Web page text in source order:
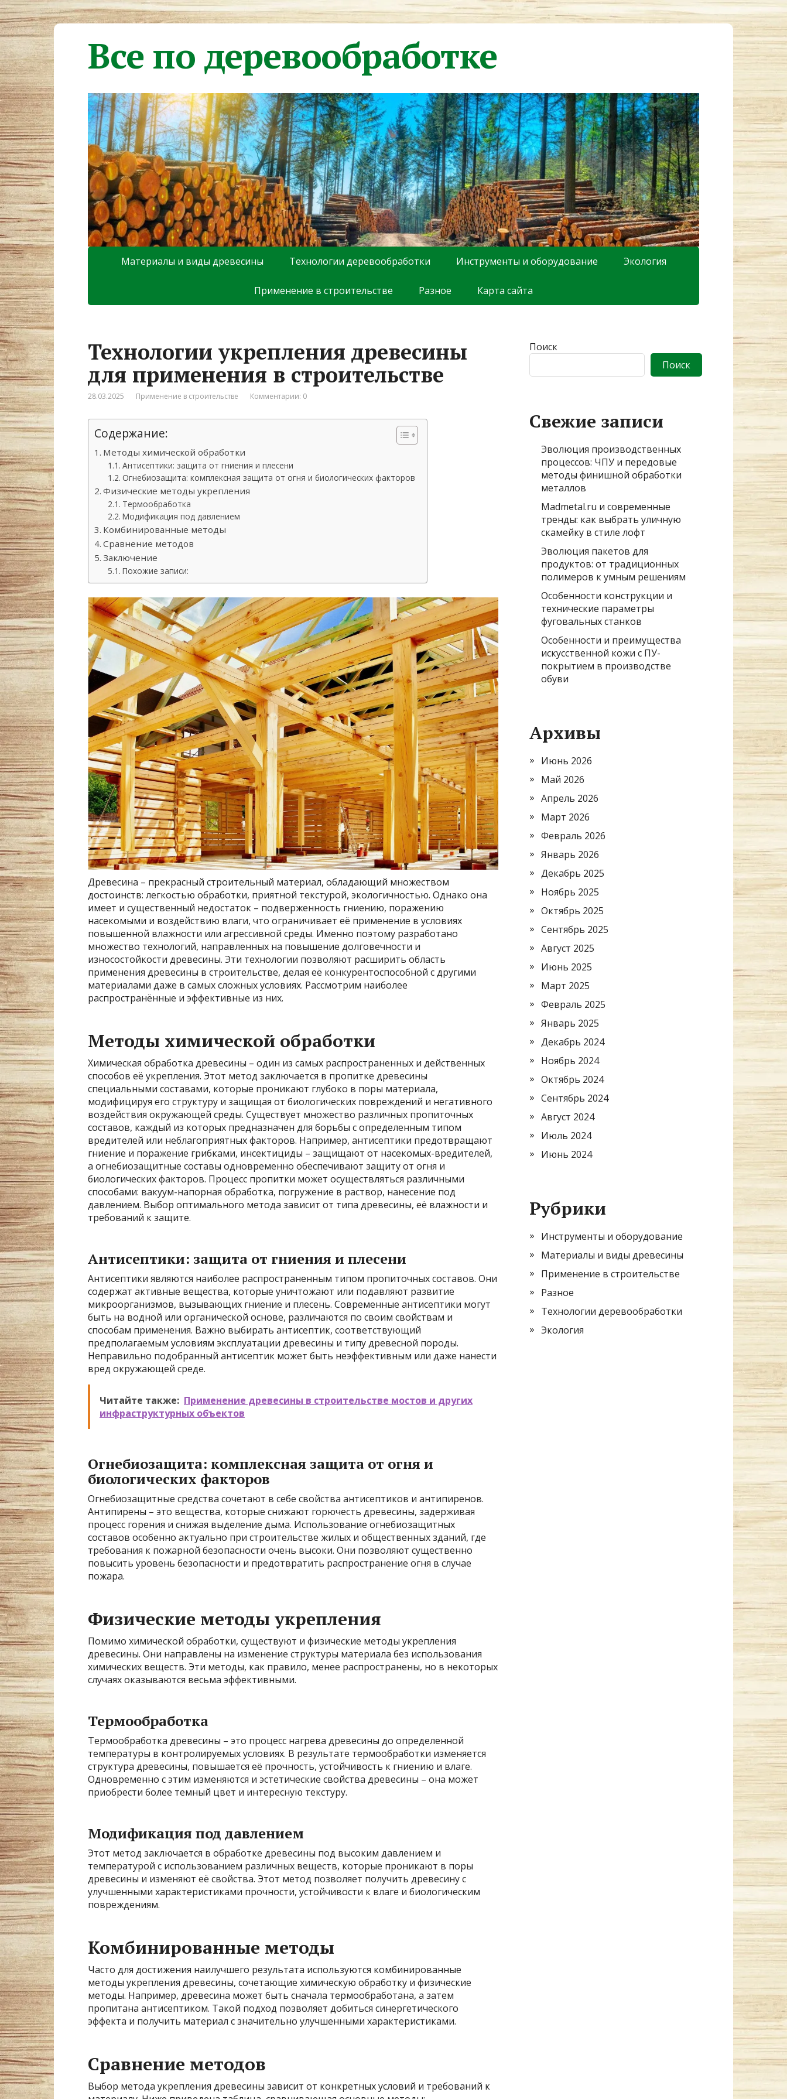
Все по деревообработке
Материалы и виды древесины Технологии деревообработки Инструменты и оборудование Экология
Применение в строительстве Разное Карта сайта
Технологии укрепления древесины
для применения в строительстве
28.03.2025 Применение в строительстве Комментарии: 0
Содержание:
Методы химической обработки
Антисептики: защита от гниения и плесени
Огнебиозащита: комплексная защита от огня и биологических факторов
Физические методы укрепления
Термообработка
Модификация под давлением
Комбинированные методы
Сравнение методов
Заключение
Похожие записи:
Древесина – прекрасный строительный материал, обладающий множеством
достоинств: легкостью обработки, приятной текстурой, экологичностью. Однако она
имеет и существенный недостаток – подверженность гниению, поражению
насекомыми и воздействию влаги, что ограничивает её применение в условиях
повышенной влажности или агрессивной среды. Именно поэтому разработано
множество технологий, направленных на повышение долговечности и
износостойкости древесины. Эти технологии позволяют расширить область
применения древесины в строительстве, делая её конкурентоспособной с другими
материалами даже в самых сложных условиях. Рассмотрим наиболее
распространённые и эффективные из них.
Методы химической обработки
Химическая обработка древесины – один из самых распространенных и действенных
способов её укрепления. Этот метод заключается в пропитке древесины
специальными составами, которые проникают глубоко в поры материала,
модифицируя его структуру и защищая от биологических повреждений и негативного
воздействия окружающей среды. Существует множество различных пропиточных
составов, каждый из которых предназначен для борьбы с определенным типом
вредителей или неблагоприятных факторов. Например, антисептики предотвращают
гниение и поражение грибками, инсектициды – защищают от насекомых-вредителей,
а огнебиозащитные составы одновременно обеспечивают защиту от огня и
биологических факторов. Процесс пропитки может осуществляться различными
способами: вакуум-напорная обработка, погружение в раствор, нанесение под
давлением. Выбор оптимального метода зависит от типа древесины, её влажности и
требований к защите.
Антисептики: защита от гниения и плесени
Антисептики являются наиболее распространенным типом пропиточных составов. Они
содержат активные вещества, которые уничтожают или подавляют развитие
микроорганизмов, вызывающих гниение и плесень. Современные антисептики могут
быть на водной или органической основе, различаются по своим свойствам и
способам применения. Важно выбирать антисептик, соответствующий
предполагаемым условиям эксплуатации древесины и типу древесной породы.
Неправильно подобранный антисептик может быть неэффективным или даже нанести
вред окружающей среде.
Читайте также: Применение древесины в строительстве мостов и других
инфраструктурных объектов
Огнебиозащита: комплексная защита от огня и
биологических факторов
Огнебиозащитные средства сочетают в себе свойства антисептиков и антипиренов.
Антипирены – это вещества, которые снижают горючесть древесины, задерживая
процесс горения и снижая выделение дыма. Использование огнебиозащитных
составов особенно актуально при строительстве жилых и общественных зданий, где
требования к пожарной безопасности очень высоки. Они позволяют существенно
повысить уровень безопасности и предотвратить распространение огня в случае
пожара.
Физические методы укрепления
Помимо химической обработки, существуют и физические методы укрепления
древесины. Они направлены на изменение структуры материала без использования
химических веществ. Эти методы, как правило, менее распространены, но в некоторых
случаях оказываются весьма эффективными.
Термообработка
Термообработка древесины – это процесс нагрева древесины до определенной
температуры в контролируемых условиях. В результате термообработки изменяется
структура древесины, повышается её прочность, устойчивость к гниению и влаге.
Одновременно с этим изменяются и эстетические свойства древесины – она может
приобрести более темный цвет и интересную текстуру.
Модификация под давлением
Этот метод заключается в обработке древесины под высоким давлением и
температурой с использованием различных веществ, которые проникают в поры
древесины и изменяют её свойства. Этот метод позволяет получить древесину с
улучшенными характеристиками прочности, устойчивости к влаге и биологическим
повреждениям.
Комбинированные методы
Часто для достижения наилучшего результата используются комбинированные
методы укрепления древесины, сочетающие химическую обработку и физические
методы. Например, древесина может быть сначала термообработана, а затем
пропитана антисептиком. Такой подход позволяет добиться синергетического
эффекта и получить материал с значительно улучшенными характеристиками.
Сравнение методов
Выбор метода укрепления древесины зависит от конкретных условий и требований к
Поиск
Поиск
Свежие записи
Эволюция производственных
процессов: ЧПУ и передовые
методы финишной обработки
металлов
Madmetal.ru и современные
тренды: как выбрать уличную
скамейку в стиле лофт
Эволюция пакетов для
продуктов: от традиционных
полимеров к умным решениям
Особенности конструкции и
технические параметры
фуговальных станков
Особенности и преимущества
искусственной кожи с ПУ-
покрытием в производстве
обуви
Архивы
Июнь 2026
Май 2026
Апрель 2026
Март 2026
Февраль 2026
Январь 2026
Декабрь 2025
Ноябрь 2025
Октябрь 2025
Сентябрь 2025
Август 2025
Июнь 2025
Март 2025
Февраль 2025
Январь 2025
Декабрь 2024
Ноябрь 2024
Октябрь 2024
Сентябрь 2024
Август 2024
Июль 2024
Июнь 2024
Рубрики
Инструменты и оборудование
Материалы и виды древесины
Применение в строительстве
Разное
Технологии деревообработки
Экология